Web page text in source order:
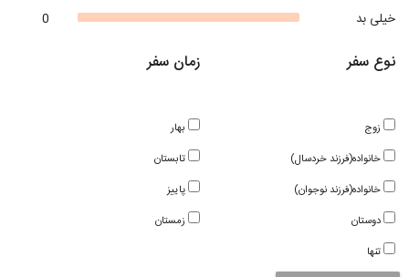
0
خیلی بد
زمان سفر
بهار
تابستان
پاییز
زمستان
نوع سفر
زوج
خانواده(فرزند خردسال)
خانواده(فرزند نوجوان)
دوستان
تنها